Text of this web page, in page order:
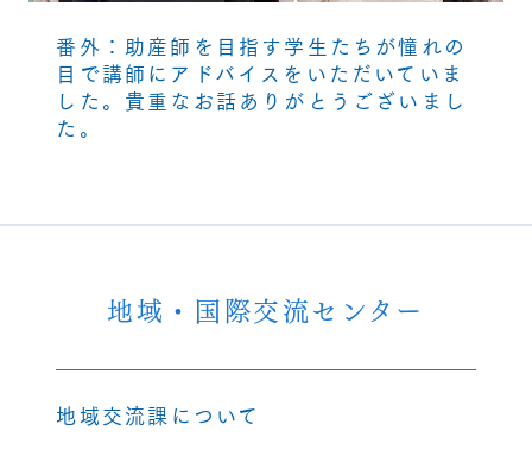
番外：助産師を目指す学生たちが憧れの
目で講師にアドバイスをいただいていま
した。貴重なお話ありがとうございまし
た。
地域・国際交流センター
地域交流課について